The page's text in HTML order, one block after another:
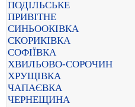
ПОДІЛЬСЬКЕ
ПРИВІТНЕ
СИНЬООКІВКА
СКОРИКІВКА
СОФІЇВКА
ХВИЛЬОВО-СОРОЧИН
ХРУЩІВКА
ЧАПАЄВКА
ЧЕРНЕЩИНА